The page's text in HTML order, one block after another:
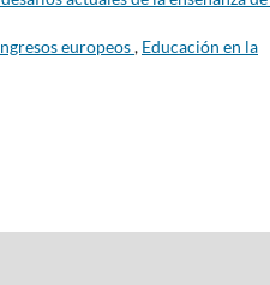
europeos, Educación en la